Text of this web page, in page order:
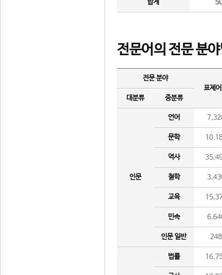
합계
전문어의 전문 분
전문 분야
표제
대분류
중분류
인문
언어
문학
역사
철학
교육
민속
인문 일반 248
법률